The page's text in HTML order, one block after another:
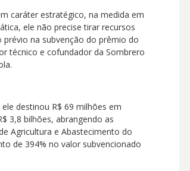
caráter estratégico, na medida em
ele não precise tirar recursos
na subvenção do prêmio do
técnico e cofundador da Sombrero
destinou R$ 69 milhões em
3,8 bilhões, abrangendo as
Agricultura e Abastecimento do
de 394% no valor subvencionado